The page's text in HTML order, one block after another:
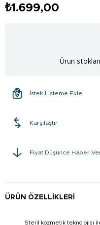
₺1.699,00
Ürün
İstek Listeme Ekle
Karşılaştır
Fiyat Düşünce Haber
ÜRÜN ÖZELLIKLERI
Steril kozmetik teknolojisi